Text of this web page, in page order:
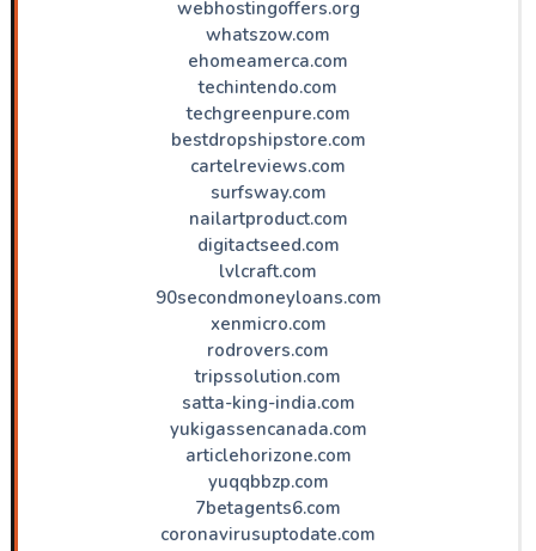
webhostingoffers.org
whatszow.com
ehomeamerca.com
techintendo.com
techgreenpure.com
bestdropshipstore.com
cartelreviews.com
surfsway.com
nailartproduct.com
digitactseed.com
lvlcraft.com
90secondmoneyloans.com
xenmicro.com
rodrovers.com
tripssolution.com
satta-king-india.com
yukigassencanada.com
articlehorizone.com
yuqqbbzp.com
7betagents6.com
coronavirusuptodate.com